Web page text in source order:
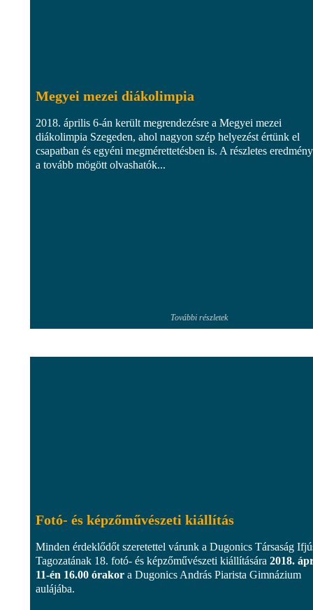
Megyei mezei diákolimpia
2018. április 6-án került megrendezésre a Megyei mezei
diákolimpia Szegeden, ahol nagyon szép helyezést értünk el
csapatban és egyéni megmérettetésben is. A részletes
a tovább mögött olvashatók...
További részletek
Fotó- és képzőművészeti kiállítás
Minden érdeklődőt szeretettel várunk a Dugonics Társaság
Tagozatának 18. fotó- és képzőművészeti kiállítására 2018.
11-én 16.00 órakor a Dugonics András Piarista Gimnázium
aulájába.